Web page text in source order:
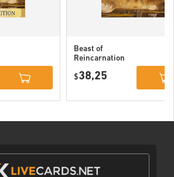
Beast of
Reincarnation
$38,25